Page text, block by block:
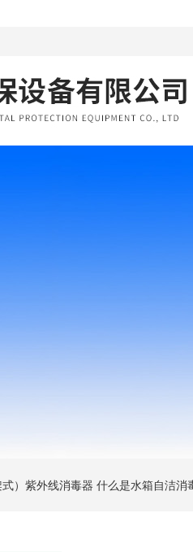
）紫外线消毒器 什么是水箱自洁消